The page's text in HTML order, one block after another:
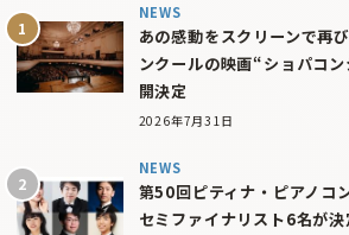
NEWS
あの感動をスクリーンで再
ンクールの映画“ショパコ
開決定
2026年7月31日
NEWS
第50回ピティナ・ピアノコ
セミファイナリスト6名が決